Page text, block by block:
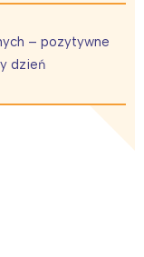
– pozytywne
dzień